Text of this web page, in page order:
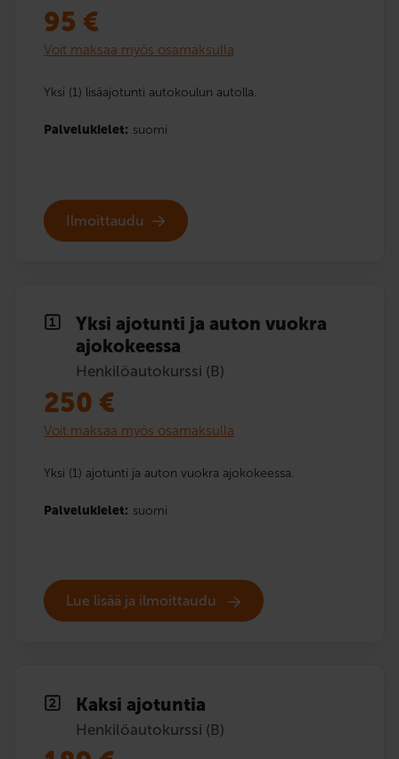
95 €
Voit maksaa myös osamaksulla
Yksi (1) lisäajotunti autokoulun autolla.
Palvelukielet: suomi
Ilmoittaudu
Yksi ajotunti ja auton vuokra
ajokokeessa
Henkilöautokurssi (B)
250 €
Voit maksaa myös osamaksulla
Yksi (1) ajotunti ja auton vuokra ajokokeessa.
Palvelukielet: suomi
Lue lisää ja ilmoittaudu
Kaksi ajotuntia
Henkilöautokurssi (B)